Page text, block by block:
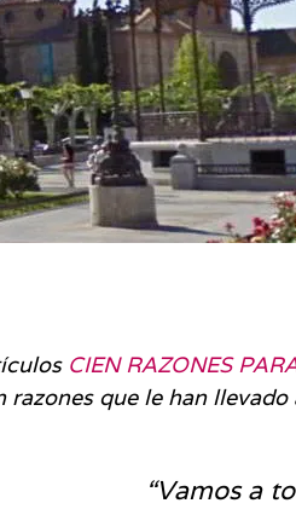
CIEN RAZONES
que le han llevado
“Vamos a